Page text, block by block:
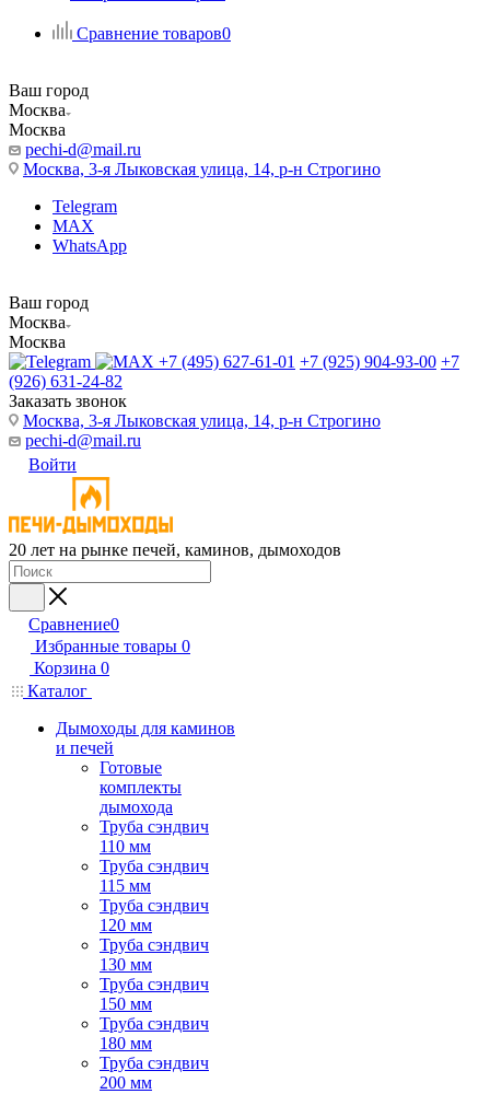
Сравнение товаров0
Ваш город
Москва
Москва
pechi-d@mail.ru
Москва, 3-я Лыковская улица, 14, р-н Строгино
Telegram
MAX
WhatsApp
Ваш город
Москва
Москва
+7 (495) 627-61-01 +7 (925) 904-93-00 +7
(926) 631-24-82
Заказать звонок
Москва, 3-я Лыковская улица, 14, р-н Строгино
pechi-d@mail.ru
Войти
20 лет на рынке печей, каминов, дымоходов
Сравнение0
Избранные товары 0
Корзина 0
Каталог
Дымоходы для каминов
и печей
Готовые
комплекты
дымохода
Труба сэндвич
110 мм
Труба сэндвич
115 мм
Труба сэндвич
120 мм
Труба сэндвич
130 мм
Труба сэндвич
150 мм
Труба сэндвич
180 мм
Труба сэндвич
200 мм